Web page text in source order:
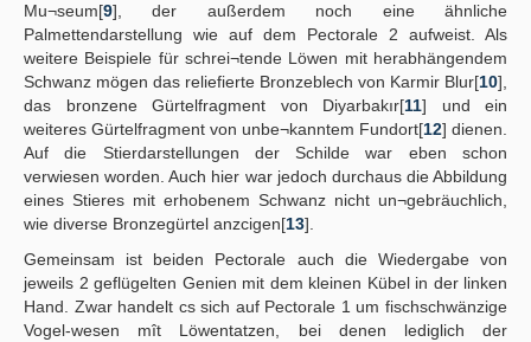
Mu¬seum[9], der außerdem noch eine ähnliche
Palmettendarstellung wie auf dem Pectorale 2 aufweist. Als
weitere Beispiele für schrei¬tende Löwen mit herabhängendem
Schwanz mögen das reliefierte Bronzeblech von Karmir Blur[10],
das bronzene Gürtelfragment von Diyarbakır[11] und ein
weiteres Gürtelfragment von unbe¬kanntem Fundort[12] dienen.
Auf die Stierdarstellungen der Schilde war eben schon
verwiesen worden. Auch hier war jedoch durchaus die Abbildung
eines Stieres mit erhobenem Schwanz nicht un¬gebräuchlich,
wie diverse Bronzegürtel anzcigen[13].
Gemeinsam ist beiden Pectorale auch die Wiedergabe von
jeweils 2 geflügelten Genien mit dem kleinen Kübel in der linken
Hand. Zwar handelt cs sich auf Pectorale 1 um fischschwänzige
Vogel-wesen mît Löwentatzen, bei denen lediglich der